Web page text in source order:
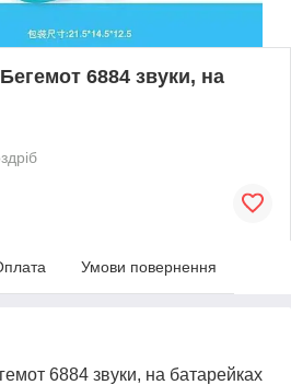
6884 звуки, на
Умови повернення
6884 звуки, на батарейках